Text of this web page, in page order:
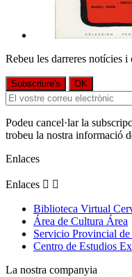
Rebeu les darreres notícies i
Podeu cancel·lar la
trobeu la nostra informació
Enlaces
Enlaces  
Biblioteca Virtual
Área de Cultura Área
Servicio Provincial
Centro de Estudios
La nostra companyia